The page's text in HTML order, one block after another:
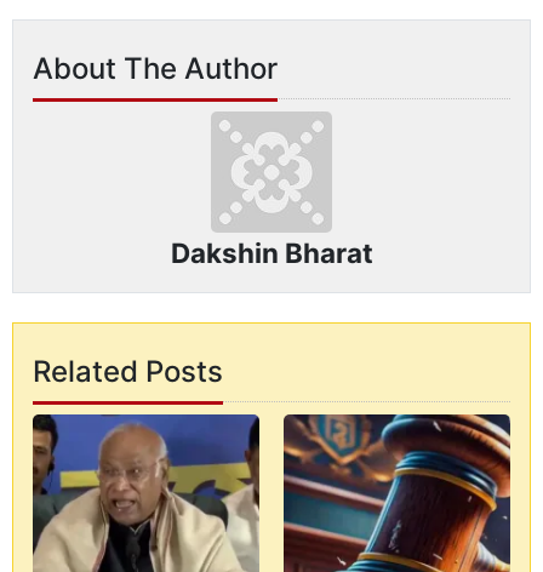
About The Author
Dakshin Bharat
Related Posts